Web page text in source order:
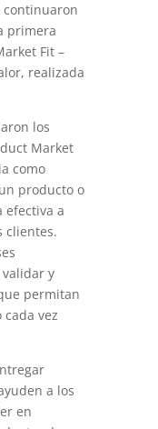
continuaron
primera
Fit –
realizada
los
Market
como
producto o
efectiva a
clientes.
y
permitan
vez
a los
en